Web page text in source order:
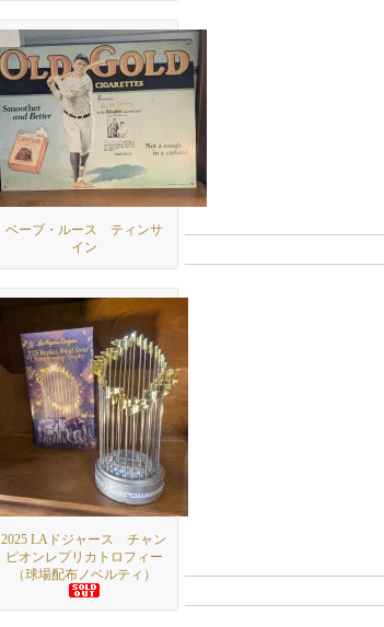
ベーブ・ルース ティンサ
イン
2025 LAドジャース チャン
ピオンレプリカトロフィー
（球場配布ノベルティ）